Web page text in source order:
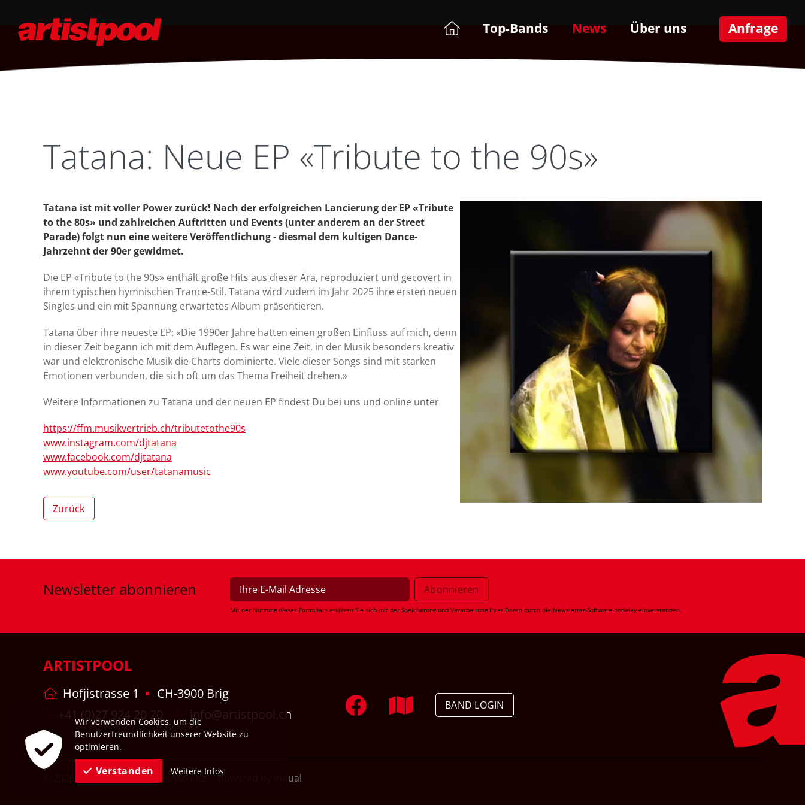
Top-Bands News Über uns Anfrage
Tatana: Neue EP «Tribute to the 90s»
Tatana ist mit voller Power zurück! Nach der erfolgreichen Lancierung der EP «Tribute
to the 80s» und zahlreichen Auftritten und Events (unter anderem an der Street
Parade) folgt nun eine weitere Veröffentlichung - diesmal dem kultigen Dance-
Jahrzehnt der 90er gewidmet.
Die EP «Tribute to the 90s» enthält große Hits aus dieser Ära, reproduziert und gecovert in
ihrem typischen hymnischen Trance-Stil. Tatana wird zudem im Jahr 2025 ihre ersten neuen
Singles und ein mit Spannung erwartetes Album präsentieren.
Tatana über ihre neueste EP: «Die 1990er Jahre hatten einen großen Einfluss auf mich, denn
in dieser Zeit begann ich mit dem Auflegen. Es war eine Zeit, in der Musik besonders kreativ
war und elektronische Musik die Charts dominierte. Viele dieser Songs sind mit starken
Emotionen verbunden, die sich oft um das Thema Freiheit drehen.»
Weitere Informationen zu Tatana und der neuen EP findest Du bei uns und online unter
https://ffm.musikvertrieb.ch/tributetothe90s
www.instagram.com/djtatana
www.facebook.com/djtatana
www.youtube.com/user/tatanamusic
Zurück
Newsletter abonnieren
Mit der Nutzung dieses Formulars erklären Sie sich mit der Speicherung und Verarbeitung Ihrer Daten durch die Newsletter-Software dodeley einverstanden.
ARTISTPOOL
Hofjistrasse 1
CH-3900 Brig
+41 (0)27 924 20 20
info@artistpool.ch
BAND LOGIN
Impressum Datenschutz powered by indual
Wir verwenden Cookies, um die
Benutzerfreundlichkeit unserer Website zu
optimieren.
Verstanden Weitere Infos